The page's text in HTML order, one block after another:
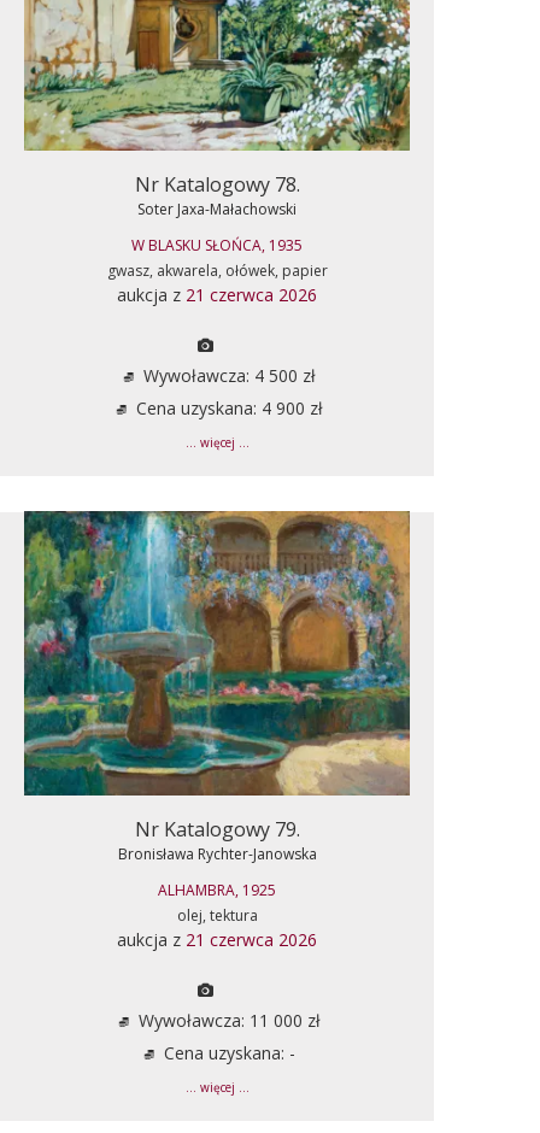
Nr Katalogowy 78.
Soter Jaxa-Małachowski
W BLASKU SŁOŃCA, 1935
gwasz, akwarela, ołówek, papier
aukcja z 21 czerwca 2026
Wywoławcza: 4 500 zł
Cena uzyskana: 4 900 zł
... więcej ...
Nr Katalogowy 79.
Bronisława Rychter-Janowska
ALHAMBRA, 1925
olej, tektura
aukcja z 21 czerwca 2026
Wywoławcza: 11 000 zł
Cena uzyskana: -
... więcej ...